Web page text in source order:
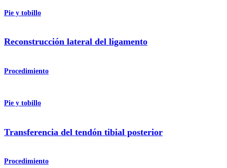
Pie y tobillo
Reconstrucción lateral del ligamento
Procedimiento
Pie y tobillo
Transferencia del tendón tibial posterior
Procedimiento